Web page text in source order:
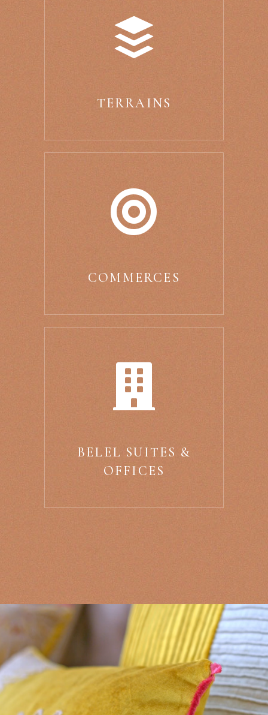
TERRAINS
COMMERCES
BELEL SUITES &
OFFICES